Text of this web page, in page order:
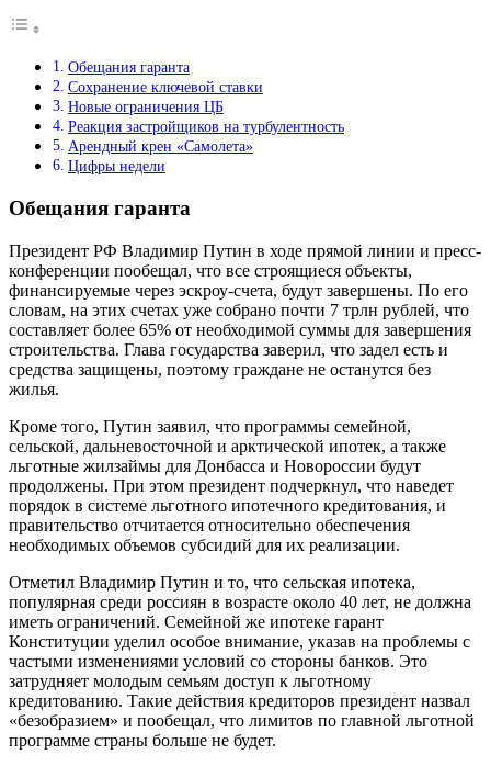
Обещания гаранта
Сохранение ключевой ставки
Новые ограничения ЦБ
Реакция застройщиков на турбулентность
Арендный крен «Самолета»
Цифры недели
Обещания гаранта
Президент РФ Владимир Путин в ходе прямой линии и пресс-
конференции пообещал, что все строящиеся объекты,
финансируемые через эскроу-счета, будут завершены. По его
словам, на этих счетах уже собрано почти 7 трлн рублей, что
составляет более 65% от необходимой суммы для завершения
строительства. Глава государства заверил, что задел есть и
средства защищены, поэтому граждане не останутся без
жилья.
Кроме того, Путин заявил, что программы семейной,
сельской, дальневосточной и арктической ипотек, а также
льготные жилзаймы для Донбасса и Новороссии будут
продолжены. При этом президент подчеркнул, что наведет
порядок в системе льготного ипотечного кредитования, и
правительство отчитается относительно обеспечения
необходимых объемов субсидий для их реализации.
Отметил Владимир Путин и то, что сельская ипотека,
популярная среди россиян в возрасте около 40 лет, не должна
иметь ограничений. Семейной же ипотеке гарант
Конституции уделил особое внимание, указав на проблемы с
частыми изменениями условий со стороны банков. Это
затрудняет молодым семьям доступ к льготному
кредитованию. Такие действия кредиторов президент назвал
«безобразием» и пообещал, что лимитов по главной льготной
программе страны больше не будет.